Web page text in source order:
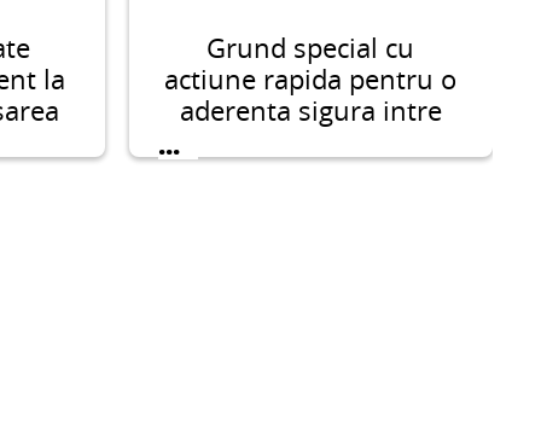
la
in
Grund special cu
actiune rapida pentru o
aderenta sigura intre
pietre naturale,
...